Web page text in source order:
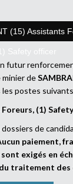
(15) Assistants
Safety officer
futur
de
postes
(1)
de
paiement,
exigés en
traitement des